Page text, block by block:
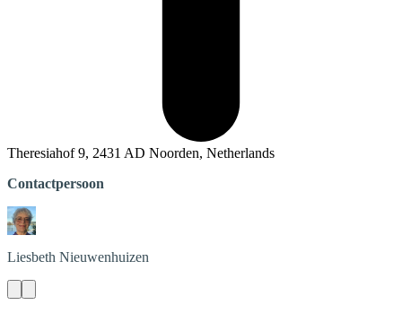
Theresiahof 9, 2431 AD Noorden, Netherlands
Contactpersoon
Liesbeth Nieuwenhuizen